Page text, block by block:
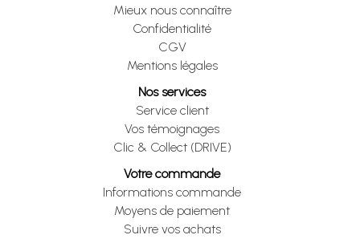
Mieux nous connaître
Confidentialité
CGV
Mentions légales
Nos services
Service client
Vos témoignages
Clic & Collect (DRIVE)
Votre commande
Informations commande
Moyens de paiement
Suivre vos achats